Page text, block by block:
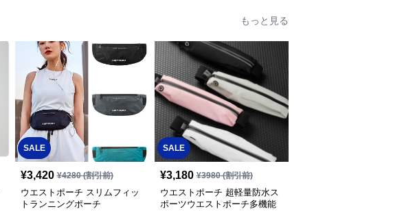
もっと見る
SALE
¥3,420 ¥4280(割引前)
ウエストポーチ スリムフィッ
トランニングポーチ
SALE
¥3,180 ¥3980(割引前)
ウエストポーチ 超軽量防水ス
ポーツウエストポーチ多機能